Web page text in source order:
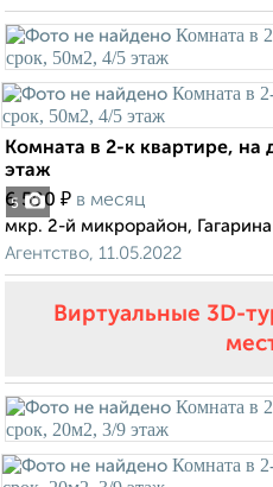
5
Комната в 2-к квартире, на
этаж
6 500 ₽ в месяц
мкр. 2-й микрорайон,
Агентство, 11.05.2022
Виртуальные 3D-